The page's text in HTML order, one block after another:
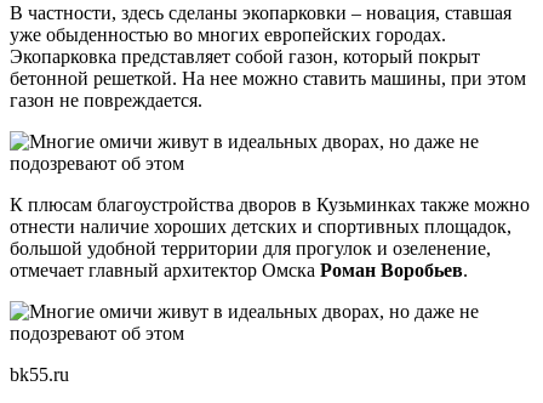
В частности, здесь сделаны экопарковки – новация, ставшая
уже обыденностью во многих европейских городах.
Экопарковка представляет собой газон, который покрыт
бетонной решеткой. На нее можно ставить машины, при этом
газон не повреждается.
К плюсам благоустройства дворов в Кузьминках также можно
отнести наличие хороших детских и спортивных площадок,
большой удобной территории для прогулок и озеленение,
отмечает главный архитектор Омска Роман Воробьев.
bk55.ru